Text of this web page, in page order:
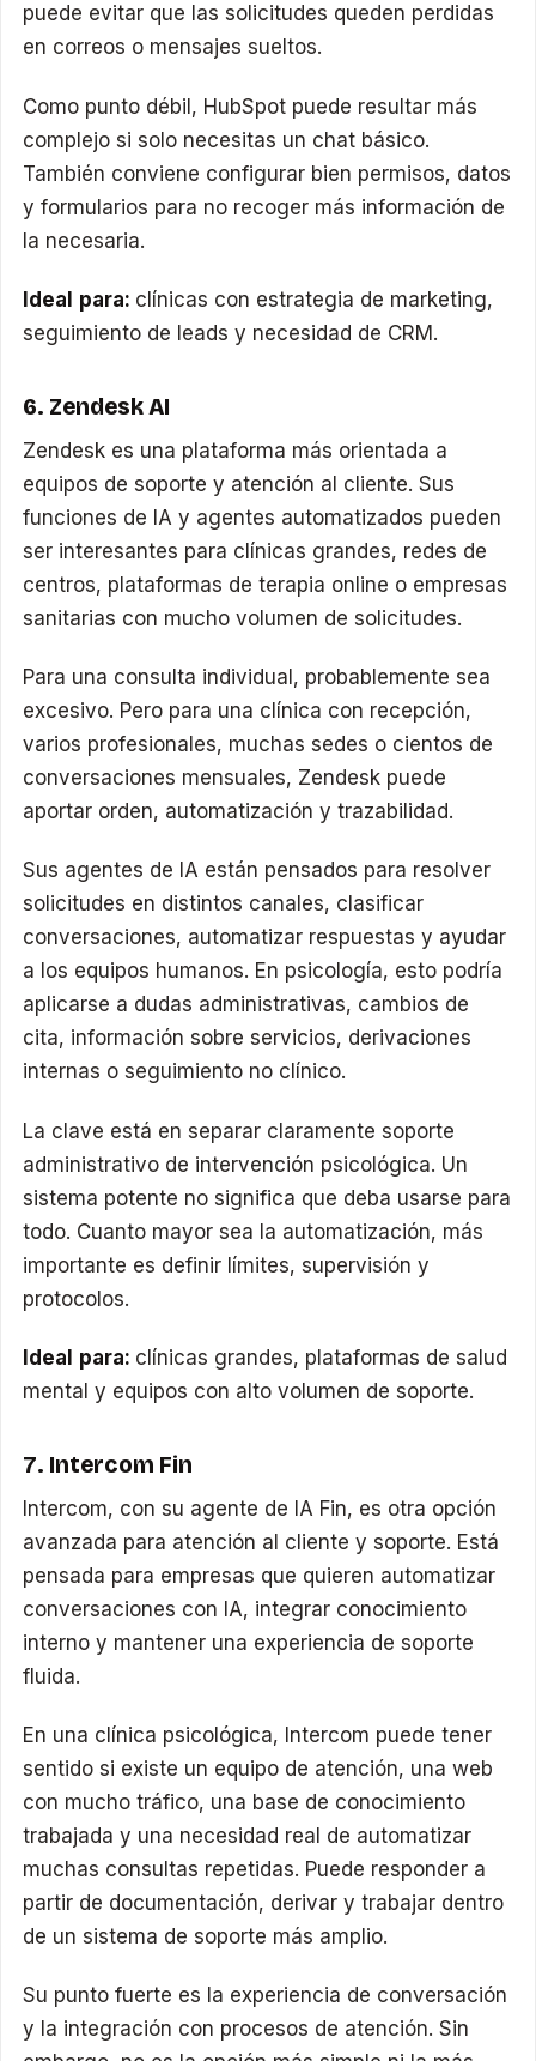
puede evitar que las solicitudes queden perdidas
en correos o mensajes sueltos.
Como punto débil, HubSpot puede resultar más
complejo si solo necesitas un chat básico.
También conviene configurar bien permisos, datos
y formularios para no recoger más información de
la necesaria.
Ideal para: clínicas con estrategia de marketing,
seguimiento de leads y necesidad de CRM.
6. Zendesk AI
Zendesk es una plataforma más orientada a
equipos de soporte y atención al cliente. Sus
funciones de IA y agentes automatizados pueden
ser interesantes para clínicas grandes, redes de
centros, plataformas de terapia online o empresas
sanitarias con mucho volumen de solicitudes.
Para una consulta individual, probablemente sea
excesivo. Pero para una clínica con recepción,
varios profesionales, muchas sedes o cientos de
conversaciones mensuales, Zendesk puede
aportar orden, automatización y trazabilidad.
Sus agentes de IA están pensados para resolver
solicitudes en distintos canales, clasificar
conversaciones, automatizar respuestas y ayudar
a los equipos humanos. En psicología, esto podría
aplicarse a dudas administrativas, cambios de
cita, información sobre servicios, derivaciones
internas o seguimiento no clínico.
La clave está en separar claramente soporte
administrativo de intervención psicológica. Un
sistema potente no significa que deba usarse para
todo. Cuanto mayor sea la automatización, más
importante es definir límites, supervisión y
protocolos.
Ideal para: clínicas grandes, plataformas de salud
mental y equipos con alto volumen de soporte.
7. Intercom Fin
Intercom, con su agente de IA Fin, es otra opción
avanzada para atención al cliente y soporte. Está
pensada para empresas que quieren automatizar
conversaciones con IA, integrar conocimiento
interno y mantener una experiencia de soporte
fluida.
En una clínica psicológica, Intercom puede tener
sentido si existe un equipo de atención, una web
con mucho tráfico, una base de conocimiento
trabajada y una necesidad real de automatizar
muchas consultas repetidas. Puede responder a
partir de documentación, derivar y trabajar dentro
de un sistema de soporte más amplio.
Su punto fuerte es la experiencia de conversación
y la integración con procesos de atención. Sin